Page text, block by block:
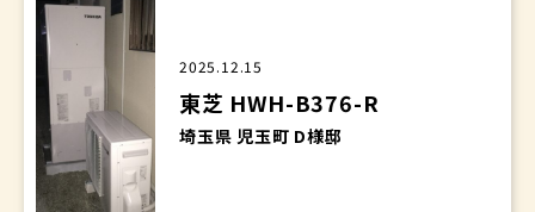
2025.12.15
東芝 HWH-B376-R
埼玉県 児玉町 D様邸